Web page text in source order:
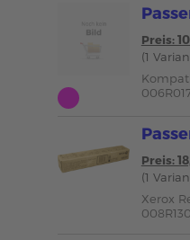
Preis:
(1
Preis:
(1
Xerox